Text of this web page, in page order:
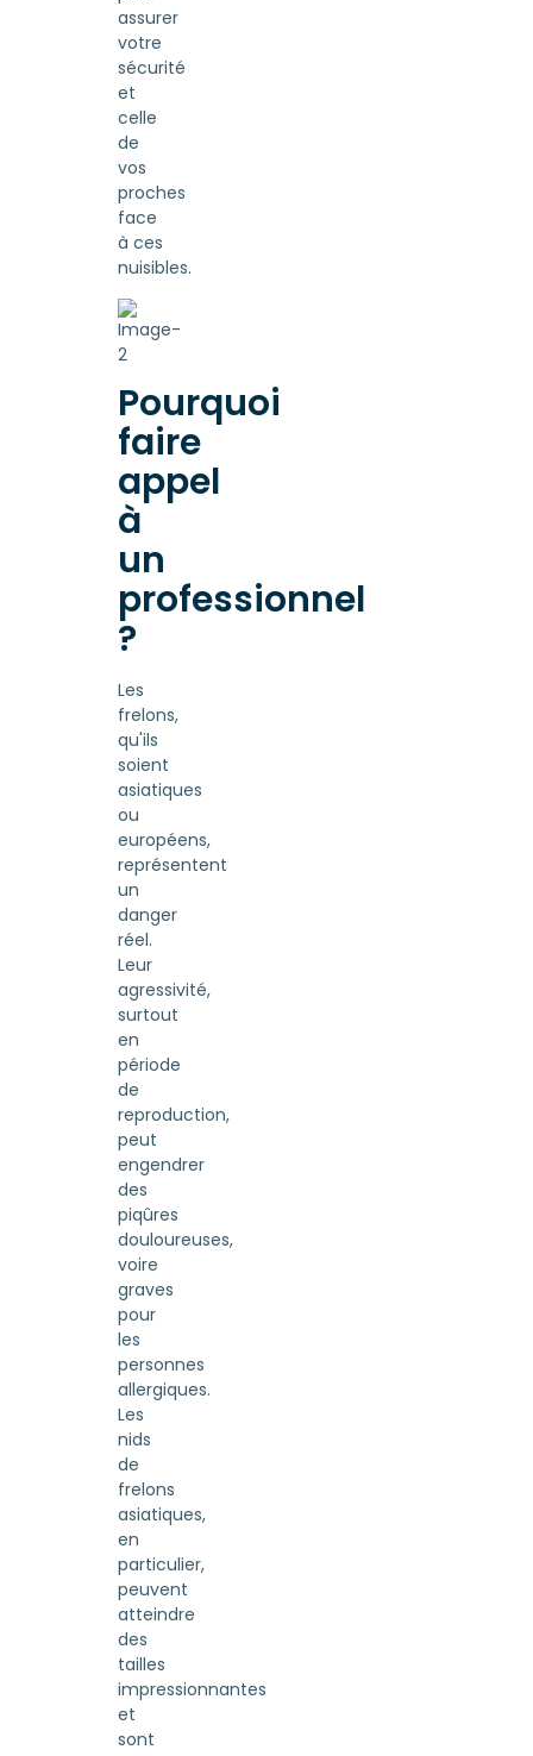
assurer
votre
sécurité
et
celle
de
vos
proches
face
à ces
nuisibles.
Pourquoi
faire
appel
à
un
professionnel
?
Les
frelons,
qu'ils
soient
asiatiques
ou
européens,
représentent
un
danger
réel.
Leur
agressivité,
surtout
en
période
de
reproduction,
peut
engendrer
des
piqûres
douloureuses,
voire
graves
pour
les
personnes
allergiques.
Les
nids
de
frelons
asiatiques,
en
particulier,
peuvent
atteindre
des
tailles
impressionnantes
et
sont